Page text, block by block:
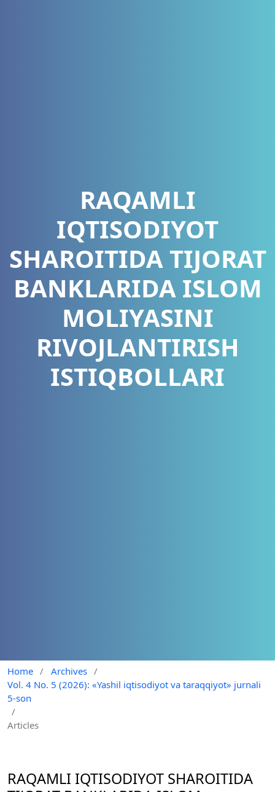
RAQAMLI
IQTISODIYOT
SHAROITIDA TIJORAT
BANKLARIDA ISLOM
MOLIYASINI
RIVOJLANTIRISH
ISTIQBOLLARI
Home / Archives /
Vol. 4 No. 5 (2026): «Yashil iqtisodiyot va taraqqiyot» jurnali
5-son
/
Articles
RAQAMLI IQTISODIYOT SHAROITIDA